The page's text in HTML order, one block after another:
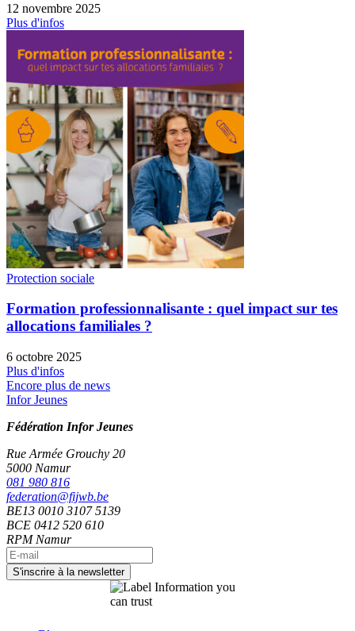
12 novembre 2025
Plus d'infos
Protection sociale
Formation professionnalisante : quel impact sur tes
allocations familiales ?
6 octobre 2025
Plus d'infos
Encore plus de news
Infor Jeunes
Fédération Infor Jeunes
Rue Armée Grouchy 20
5000 Namur
081 980 816
federation@fijwb.be
BE13 0010 3107 5139
BCE 0412 520 610
RPM Namur